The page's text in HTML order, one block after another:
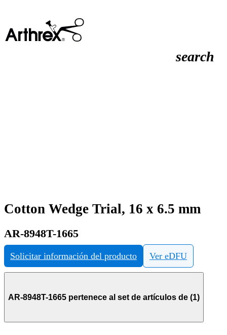
search
Cotton Wedge Trial, 16 x 6.5 mm
AR-8948T-1665
Solicitar información del producto Ver eDFU
AR-8948T-1665 pertenece al set de artículos de (1)